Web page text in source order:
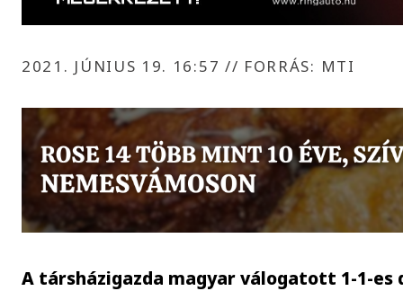
2021. JÚNIUS 19. 16:57 // FORRÁS: MTI
A társházigazda magyar válogatott 1-1-